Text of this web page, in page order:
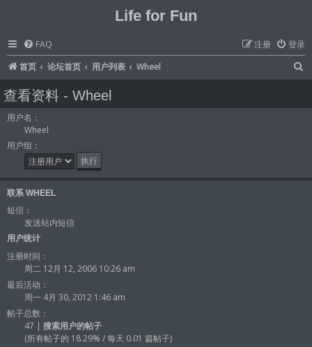
Life for Fun
FAQ 登录
注册
首页
论坛首页 用户列表 Wheel
查看资料 - Wheel
用户名：
Wheel
用户组：
联系 WHEEL
短信：
发送站内短信
用户统计
注册时间：
周二 12月 12, 2006 10:26 am
最后活动：
周一 4月 30, 2012 1:46 am
帖子总数：
47 | 搜索用户的帖子
(所有帖子的 18.29% / 每天 0.01 篇帖子)